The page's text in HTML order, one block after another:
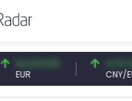
54,93 EUR 0,13 CNY
CNY/EUR